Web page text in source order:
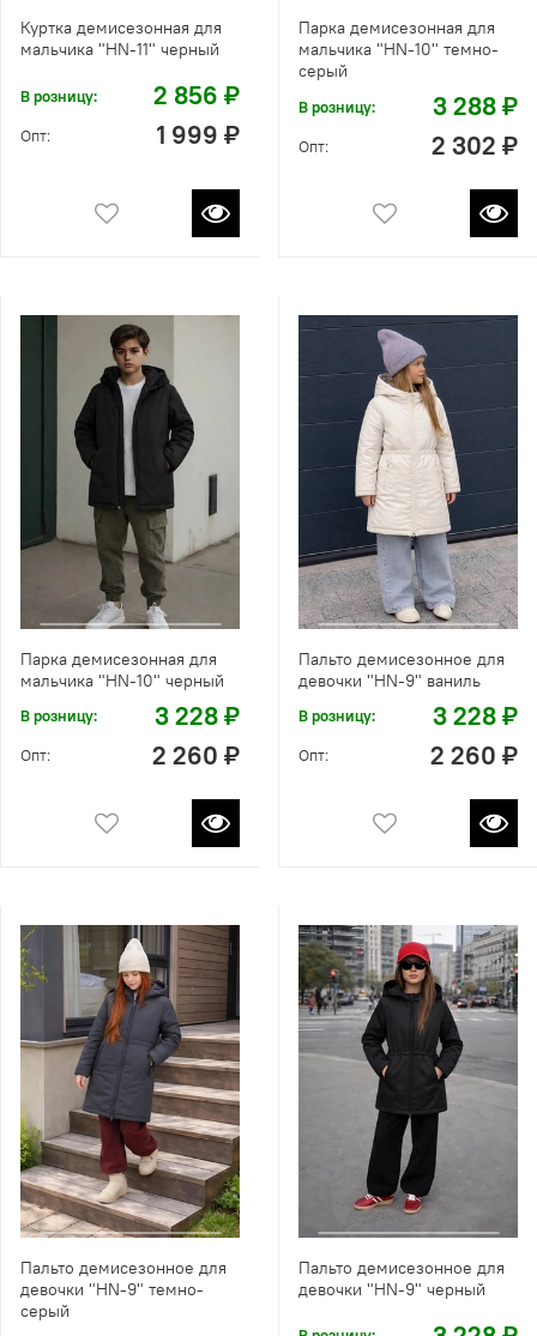
Куртка демисезонная для
мальчика "HN-11" черный
В розницу: 2 856 ₽
Опт: 1 999 ₽
Парка демисезонная для
мальчика "HN-10" темно-
серый
В розницу: 3 288 ₽
Опт: 2 302 ₽
Парка демисезонная для
мальчика "HN-10" черный
В розницу: 3 228 ₽
Опт: 2 260 ₽
Пальто демисезонное для
девочки "HN-9" ваниль
В розницу: 3 228 ₽
Опт: 2 260 ₽
Пальто демисезонное для
девочки "HN-9" темно-
серый
Пальто демисезонное для
девочки "HN-9" черный